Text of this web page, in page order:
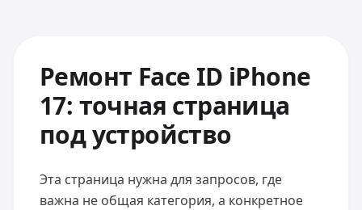
Ремонт Face ID iPhone
17: точная страница
под устройство
Эта страница нужна для запросов, где
важна не общая категория, а конкретное